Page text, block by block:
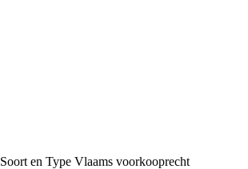
en Type Vlaams voorkooprecht